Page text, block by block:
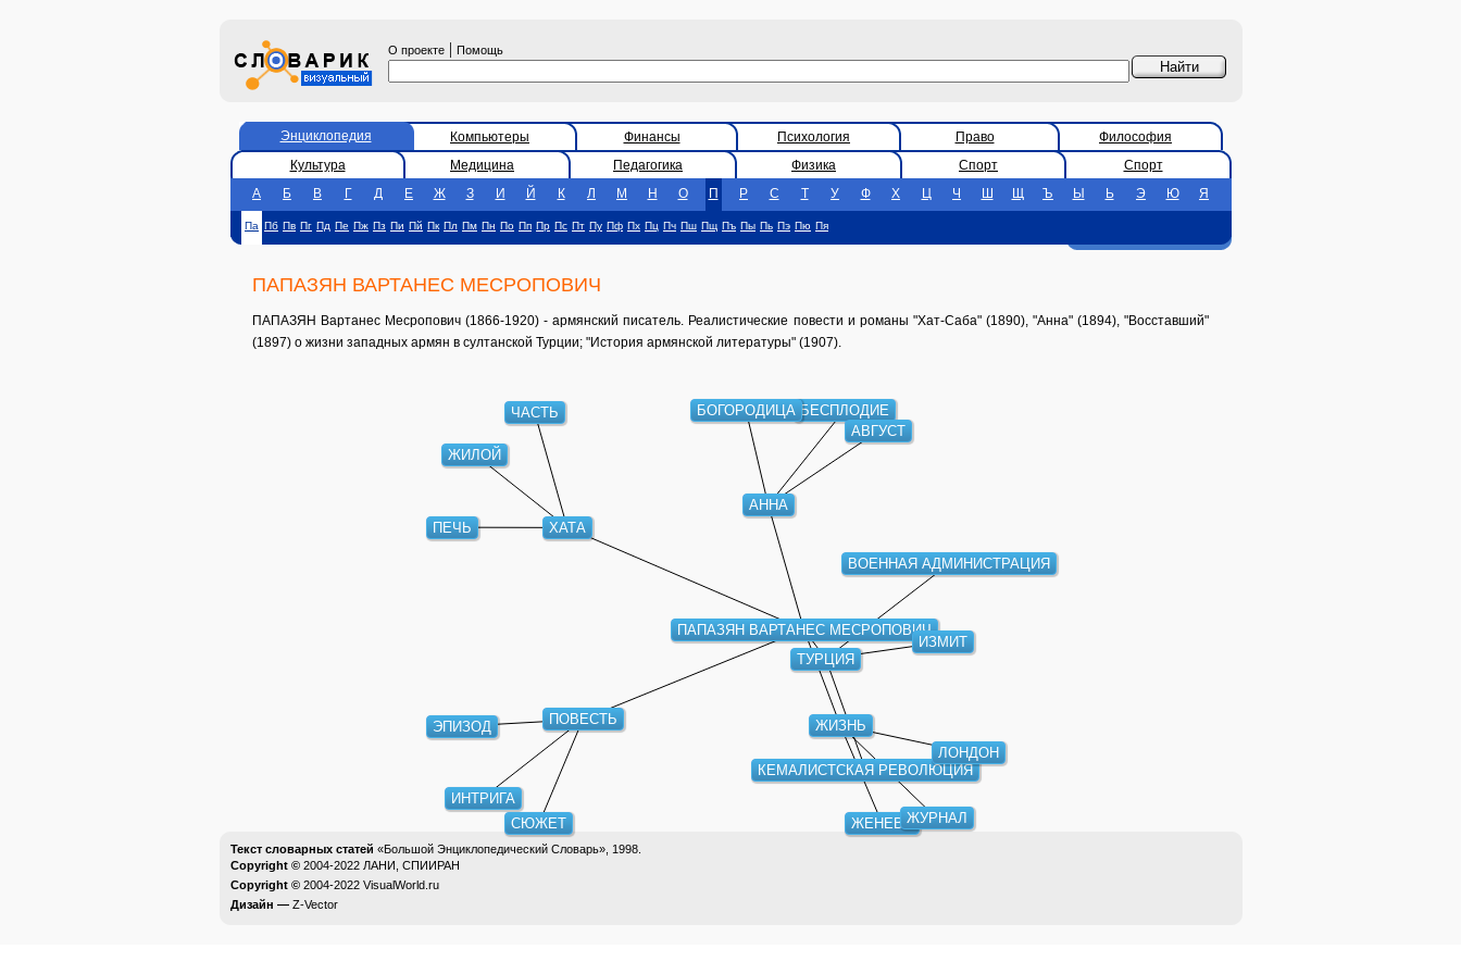
О проекте | Помощь
Энциклопедия Компьютеры Финансы Психология Право
Философия
Культура
Медицина Педагогика Физика Спорт
Спорт
А
Б В Г Д Е Ж З И Й К Л М Н О П Р С Т У Ф Х Ц Ч Ш Щ Ъ Ы Ь Э Ю Я
Па Пб Пв Пг Пд Пе Пж Пз Пи Пй Пк Пл Пм Пн По Пп Пр Пс Пт Пу Пф Пх Пц Пч Пш Пщ Пъ Пы Пь Пэ Пю Пя
ПАПАЗЯН ВАРТАНЕС МЕСРОПОВИЧ
ПАПАЗЯН Вартанес Месропович (1866-1920) - армянский писатель. Реалистические повести и романы "Хат-Саба" (1890), "Анна" (1894), "Восставший"
(1897) о жизни западных армян в султанской Турции; "История армянской литературы" (1907).
ПАПАЗЯН ВАРТАНЕС МЕСРОПОВИЧ
ХАТА
АННА
ТУРЦИЯ
ПОВЕСТЬ ЖИЗНЬ
ПЕЧЬ
ЖИЛОЙ
ЧАСТЬ БЕСПЛОДИЕ
БОГОРОДИЦА
АВГУСТ
ИЗМИТ
ВОЕННАЯ АДМИНИСТРАЦИЯ
КЕМАЛИСТСКАЯ РЕВОЛЮЦИЯ
ИНТРИГА
ЭПИЗОД
СЮЖЕТ ЖЕНЕВА
ЛОНДОН
ЖУРНАЛ
Текст словарных статей «Большой Энциклопедический Словарь», 1998.
Copyright © 2004-2022 ЛАНИ, СПИИРАН
Copyright © 2004-2022 VisualWorld.ru
Дизайн — Z-Vector